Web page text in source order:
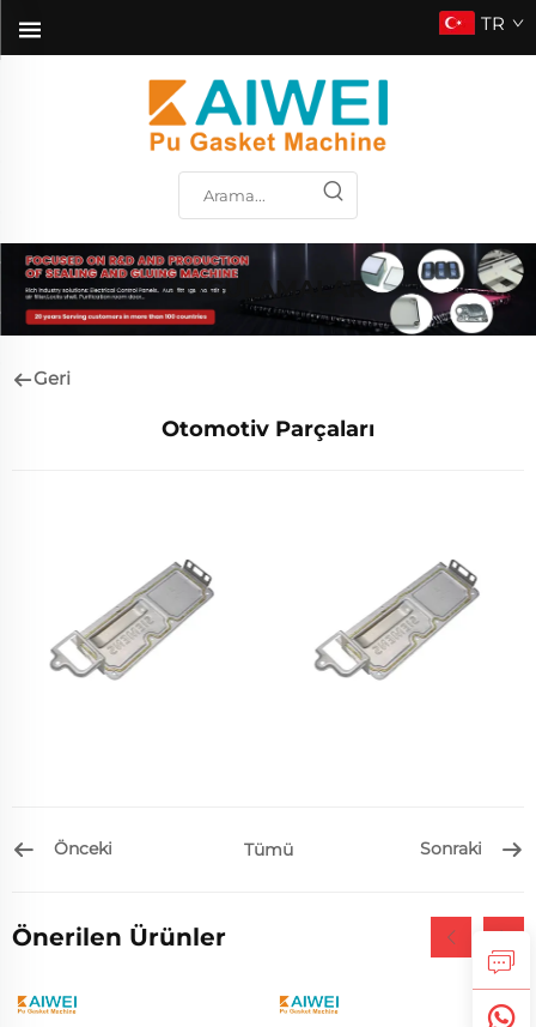
TR
UYGULAMALAR
Geri
Otomotiv Parçaları
Önceki Tümü Sonraki
Önerilen Ürünler